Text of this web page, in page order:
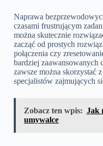
Naprawa
czasami frustrującym
można skutecznie
zacząć od prostych
połączenia czy
bardziej zaawansowanych
zawsze można skorzystać
specjalistów zajmujących
Zobacz ten wpis: Jak
umywalce